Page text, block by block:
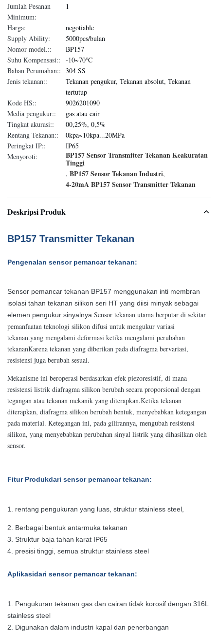
Jumlah Pesanan
Minimum:
1
Harga:
negotiable
Supply Ability:
5000pcs/bulan
Nomor model.::
BP157
Suhu Kompensasi::
-10~70℃
Bahan Perumahan:: 304 SS
Jenis tekanan::
Tekanan pengukur, Tekanan absolut, Tekanan
tertutup
Kode HS::
9026201090
Media pengukur::
gas atau cair
Tingkat akurasi::
00,25%, 0,5%
Rentang Tekanan::
0kpa~10kpa...20MPa
Peringkat IP::
IP65
Menyoroti:
BP157 Sensor Transmitter Tekanan Keakuratan
Tinggi
, BP157 Sensor Tekanan Industri,
4-20mA BP157 Sensor Transmitter Tekanan
Deskripsi Produk
BP157 Transmitter Tekanan
Pengenalan sensor pemancar tekanan:
Sensor pemancar tekanan BP157 menggunakan inti membran
isolasi tahan tekanan silikon seri HT yang diisi minyak sebagai
elemen pengukur sinyalnya. Sensor tekanan utama berputar di sekitar
pemanfaatan teknologi silikon difusi untuk mengukur variasi
tekanan.yang mengalami deformasi ketika mengalami perubahan
tekananKarena tekanan yang diberikan pada diafragma bervariasi,
resistensi juga berubah sesuai.
Mekanisme ini beroperasi berdasarkan efek piezoresistif, di mana
resistensi listrik diafragma silikon berubah secara proporsional dengan
tegangan atau tekanan mekanik yang diterapkan.Ketika tekanan
diterapkan, diafragma silikon berubah bentuk, menyebabkan ketegangan
pada material. Ketegangan ini, pada gilirannya, mengubah resistensi
silikon, yang menyebabkan perubahan sinyal listrik yang dihasilkan oleh
sensor.
Fitur Produkdari sensor pemancar tekanan:
1. rentang pengukuran yang luas, struktur stainless steel,
2. Berbagai bentuk antarmuka tekanan
3. Struktur baja tahan karat IP65
4. presisi tinggi, semua struktur stainless steel
Aplikasidari sensor pemancar tekanan:
1. Pengukuran tekanan gas dan cairan tidak korosif dengan 316L
stainless steel
2. Digunakan dalam industri kapal dan penerbangan